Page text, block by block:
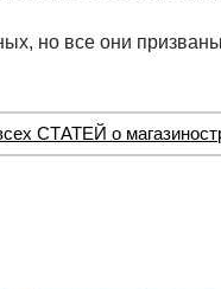
но все они
СТАТЕЙ о